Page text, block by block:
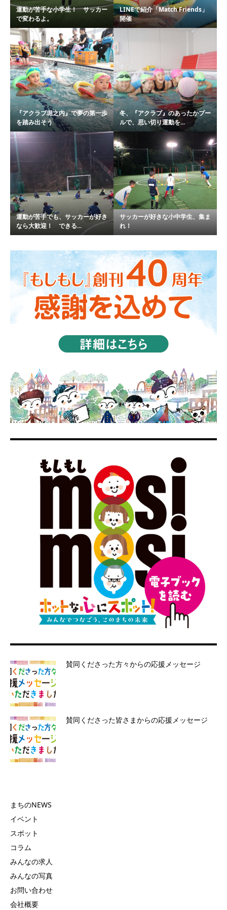
運動が苦手な小学生！ サッカー
で変わるよ。
LINEで紹介「Match Friends」
開催
『アクラブ堀之内』で夢の第一歩
を踏み出そう
冬、『アクラブ』のあったかプー
ルで、思い切り運動を...
運動が苦手でも、サッカーが好き
なら大歓迎！ できる...
サッカーが好きな小中学生、集ま
れ！
賛同くださった方々からの応援メッセージ
賛同くださった皆さまからの応援メッセージ
まちのNEWS
イベント
スポット
コラム
みんなの求人
みんなの写真
お問い合わせ
会社概要